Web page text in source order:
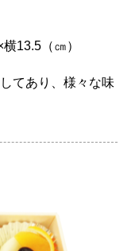
13.5（㎝）
てあり、様々な味